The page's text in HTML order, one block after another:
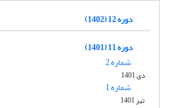
دوره 12 (1402)
دوره 11 (1401)
شماره 2
دی 1401
شماره 1
تیر 1401